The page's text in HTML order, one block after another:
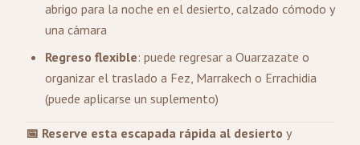
abrigo para la noche en el desierto, calzado cómodo y
una cámara
Regreso flexible: puede regresar a Ouarzazate o
organizar el traslado a Fez, Marrakech o Errachidia
(puede aplicarse un suplemento)
📅 Reserve esta escapada rápida al desierto y